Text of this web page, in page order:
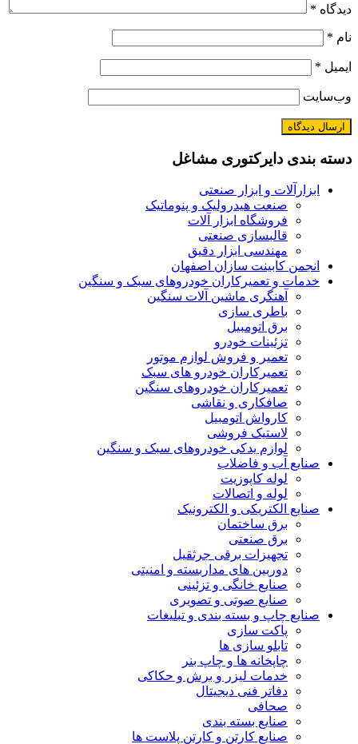
*
*
*
بندی دایرکتوری مشاغل
ابزارآلات و ابزار صنعتی
صنعت هیدرولیک و پنوماتیک
فروشگاه ابزار آلات
قالبسازی صنعتی
مهندسی ابزار دقیق
انجمن کابینت سازان اصفهان
خدمات و تعمیرکاران خودروهای سبک و سنگین
آهنگری ماشین آلات سنگین
باطری سازی
برق اتومبیل
تزئینات خودرو
تعمیر و فروش لوازم موتور
تعمیرکاران خودرو های سبک
تعمیرکاران خودروهای سنگین
صافکاری و نقاشی
کارواش اتومبیل
لاستیک فروشی
لوازم یدکی خودروهای سبک و سنگین
صنایع آب و فاضلاب
لوله کاپوزیت
لوله و اتصالات
صنایع الکتریکی و الکترونیک
برق ساختمان
برق صنعتی
تجهیزات برقی جرثقیل
دوربین های مداربسته و امنیتی
صنایع خانگی و تزئینی
صنایع صوتی و تصویری
صنایع چاپ و بسته بندی و تبلیغات
پاکت سازی
تابلو سازی ها
چاپخانه ها و چاپ بنر
خدمات لیزر و برش و حکاکی
دفاتر فنی دیجیتال
صحافی
صنایع بسته بندی
صنایع کارتن و کارتن پلاست ها